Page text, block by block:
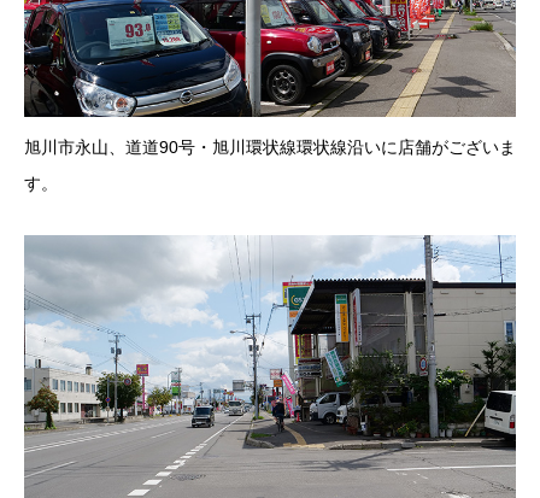
旭川市永山、道道90号・旭川環状線環状線沿いに店舗がございま
す。